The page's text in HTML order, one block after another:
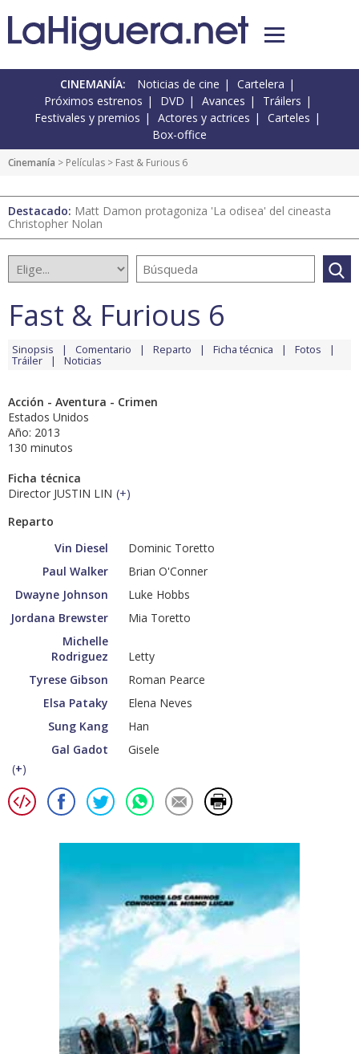
CINEMANÍA: Noticias de cine
Cartelera
Próximos estrenos
DVD Avances
Tráilers
Festivales y premios
Actores y actrices
Carteles
Box-office
Cinemanía > Películas > Fast & Furious 6
Destacado: Matt Damon protagoniza 'La odisea' del cineasta
Christopher Nolan
Fast & Furious 6
Sinopsis Comentario Reparto Ficha técnica Fotos
Tráiler Noticias
Acción - Aventura - Crimen
Estados Unidos
Año: 2013
130 minutos
Ficha técnica
Director JUSTIN LIN (+)
Reparto
Vin Diesel
Dominic Toretto
Paul Walker
Brian O'Conner
Dwayne Johnson
Luke Hobbs
Jordana Brewster
Mia Toretto
Michelle
Rodriguez
Letty
Tyrese Gibson
Roman Pearce
Elsa Pataky
Elena Neves
Sung Kang
Han
Gal Gadot
Gisele
(+)